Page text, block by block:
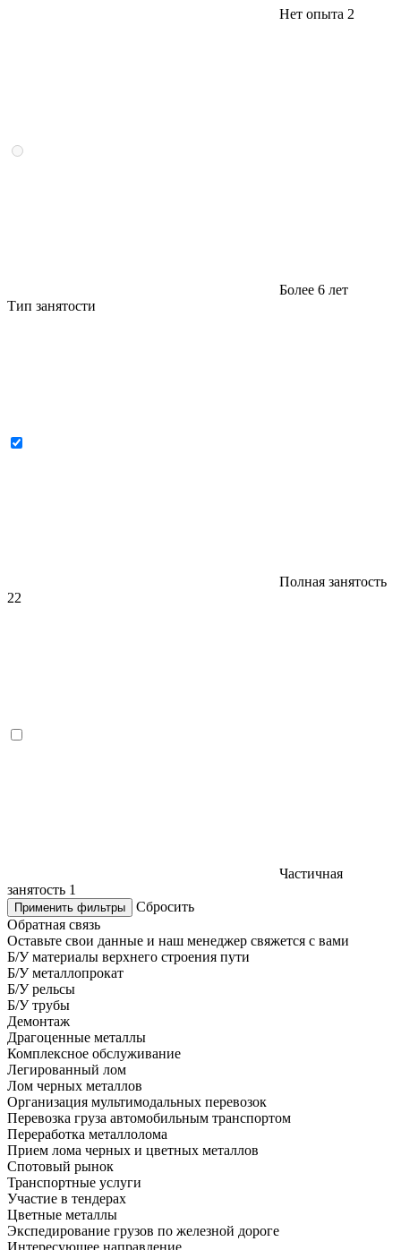
Нет опыта 2
Более 6 лет
Тип занятости
Полная занятость
22
Частичная
занятость 1
Применить фильтры
Сбросить
Обратная связь
Оставьте свои данные и наш менеджер свяжется с вами
Б/У материалы верхнего строения пути
Б/У металлопрокат
Б/У рельсы
Б/У трубы
Демонтаж
Драгоценные металлы
Комплексное обслуживание
Легированный лом
Лом черных металлов
Организация мультимодальных перевозок
Перевозка груза автомобильным транспортом
Переработка металлолома
Прием лома черных и цветных металлов
Спотовый рынок
Транспортные услуги
Участие в тендерах
Цветные металлы
Экспедирование грузов по железной дороге